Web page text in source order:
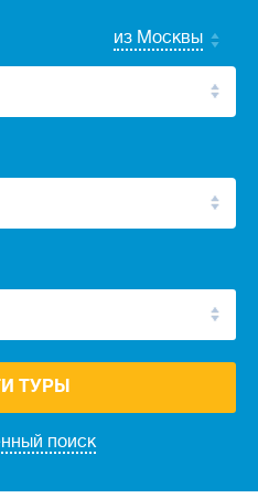
из Москвы
поиск
ТУРЫ